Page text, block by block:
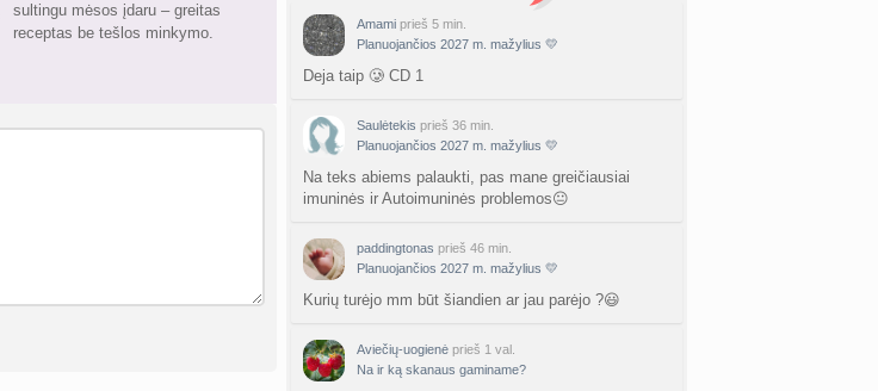
sultingu mėsos įdaru – greitas
receptas be tešlos minkymo.
Amami prieš 5 min.
Planuojančios 2027 m. mažylius 💛
Deja taip 🥲 CD 1
Saulėtekis prieš 36 min.
Planuojančios 2027 m. mažylius 💛
Na teks abiems palaukti, pas mane greičiausiai
imuninės ir Autoimuninės problemos😐
paddingtonas prieš 46 min.
Planuojančios 2027 m. mažylius 💛
Kurių turėjo mm būt šiandien ar jau parėjo ?😃
Aviečių-uogienė prieš 1 val.
Na ir ką skanaus gaminame?